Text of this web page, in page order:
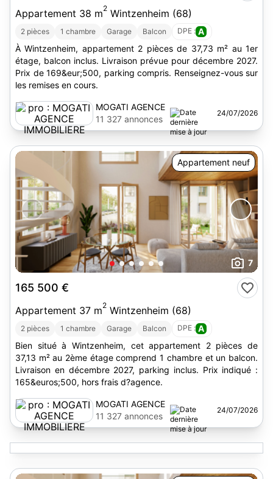
Appartement 38 m2 Wintzenheim (68)
2 pièces 1 chambre Garage Balcon DPE : A
À Wintzenheim, appartement 2 pièces de 37,73 m² au 1er
étage, balcon inclus. Livraison prévue pour décembre 2027.
Prix de 169&eur;500, parking compris. Renseignez-vous sur
les remises en cours.
MOGATI AGENCE
IMMOBILIERE
11 327 annonces
24/07/2026
Appartement neuf
7
165 500 €
Appartement 37 m2 Wintzenheim (68)
2 pièces 1 chambre Garage Balcon DPE : A
Bien situé à Wintzenheim, cet appartement 2 pièces de
37,13 m² au 2ème étage comprend 1 chambre et un balcon.
Livraison en décembre 2027, parking inclus. Prix indiqué :
165&euros;500, hors frais d?agence.
MOGATI AGENCE
IMMOBILIERE
11 327 annonces
24/07/2026